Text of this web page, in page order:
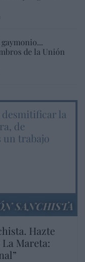
de la Unión
la
de
un trabajo
SANCHISTA
Hazte
Mareta: